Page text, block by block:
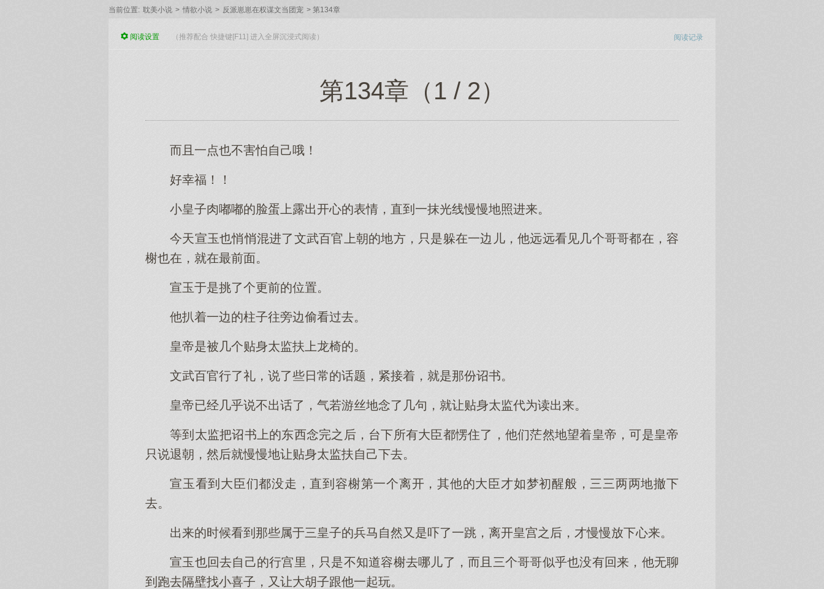
当前位置: 耽美小说 > 情欲小说 > 反派崽崽在权谋文当团宠 > 第134章
阅读记录
阅读设置 （推荐配合 快捷键[F11] 进入全屏沉浸式阅读）
第134章（1 / 2）
而且一点也不害怕自己哦！
好幸福！！
小皇子肉嘟嘟的脸蛋上露出开心的表情，直到一抹光线慢慢地照进来。
今天宣玉也悄悄混进了文武百官上朝的地方，只是躲在一边儿，他远远看见几个哥哥都在，容
榭也在，就在最前面。
宣玉于是挑了个更前的位置。
他扒着一边的柱子往旁边偷看过去。
皇帝是被几个贴身太监扶上龙椅的。
文武百官行了礼，说了些日常的话题，紧接着，就是那份诏书。
皇帝已经几乎说不出话了，气若游丝地念了几句，就让贴身太监代为读出来。
等到太监把诏书上的东西念完之后，台下所有大臣都愣住了，他们茫然地望着皇帝，可是皇帝
只说退朝，然后就慢慢地让贴身太监扶自己下去。
宣玉看到大臣们都没走，直到容榭第一个离开，其他的大臣才如梦初醒般，三三两两地撤下
去。
出来的时候看到那些属于三皇子的兵马自然又是吓了一跳，离开皇宫之后，才慢慢放下心来。
宣玉也回去自己的行宫里，只是不知道容榭去哪儿了，而且三个哥哥似乎也没有回来，他无聊
到跑去隔壁找小喜子，又让大胡子跟他一起玩。